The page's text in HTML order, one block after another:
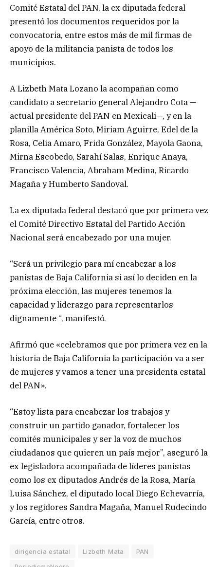
Comité Estatal del PAN, la ex diputada federal
presentó los documentos requeridos por la
convocatoria, entre estos más de mil firmas de
apoyo de la militancia panista de todos los
municipios.
A Lizbeth Mata Lozano la acompañan como
candidato a secretario general Alejandro Cota —
actual presidente del PAN en Mexicali—, y en la
planilla América Soto, Miriam Aguirre, Edel de la
Rosa, Celia Amaro, Frida González, Mayola Gaona,
Mirna Escobedo, Sarahí Salas, Enrique Anaya,
Francisco Valencia, Abraham Medina, Ricardo
Magaña y Humberto Sandoval.
La ex diputada federal destacó que por primera vez
el Comité Directivo Estatal del Partido Acción
Nacional será encabezado por una mujer.
“Será un privilegio para mí encabezar a los
panistas de Baja California si así lo deciden en la
próxima elección, las mujeres tenemos la
capacidad y liderazgo para representarlos
dignamente “, manifestó.
Afirmó que «celebramos que por primera vez en la
historia de Baja California la participación va a ser
de mujeres y vamos a tener una presidenta estatal
del PAN».
“Estoy lista para encabezar los trabajos y
construir un partido ganador, fortalecer los
comités municipales y ser la voz de muchos
ciudadanos que quieren un país mejor”, aseguró la
ex legisladora acompañada de líderes panistas
como los ex diputados Andrés de la Rosa, María
Luisa Sánchez, el diputado local Diego Echevarría,
y los regidores Sandra Magaña, Manuel Rudecindo
García, entre otros.
dirigencia estatal Lizbeth Mata
PAN